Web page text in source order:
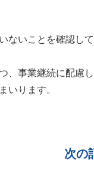
ないことを確認して
、事業継続に配慮し
いります。
次の